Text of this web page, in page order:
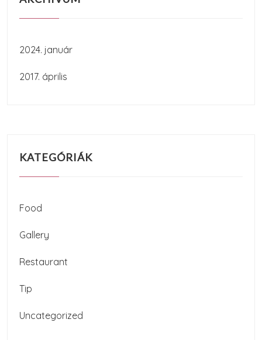
2024. január
2017. április
KATEGÓRIÁK
Food
Gallery
Restaurant
Tip
Uncategorized